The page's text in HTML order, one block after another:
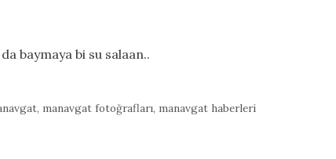
baymaya bi su salaan..
, manavgat fotoğrafları, manavgat haberleri